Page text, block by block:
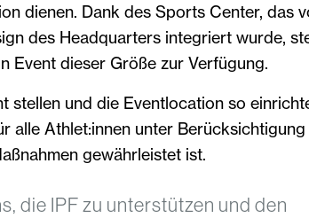
dienen. Dank des Sports Center, das
des Headquarters integriert wurde,
Event dieser Größe zur Verfügung.
stellen und die Eventlocation so
alle Athlet:innen unter
gewährleistet ist.
die IPF zu unterstützen und den